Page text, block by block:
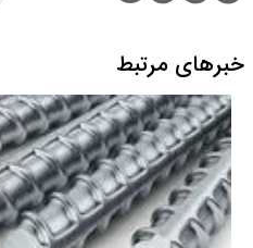
خبرهای مرتبط